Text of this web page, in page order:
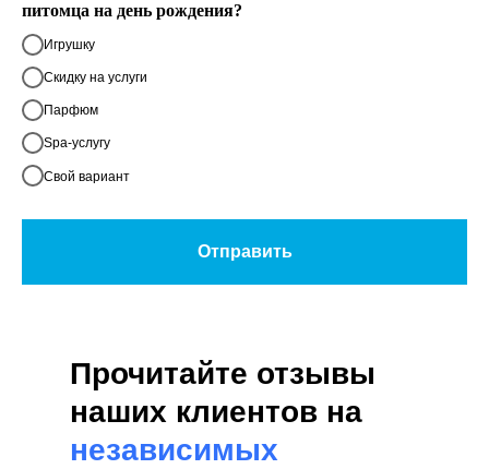
питомца на день рождения?
Игрушку
Скидку на услуги
Парфюм
Spa-услугу
Свой вариант
Отправить
Прочитайте отзывы
наших клиентов на
независимых